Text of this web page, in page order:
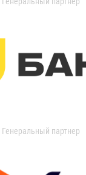
Генеральный партнер